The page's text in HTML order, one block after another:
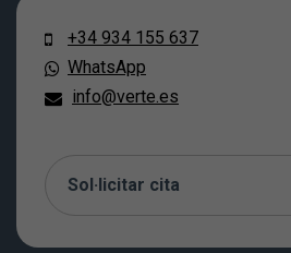
+34 934 155 637
WhatsApp
info@verte.es
Sol·licitar cita